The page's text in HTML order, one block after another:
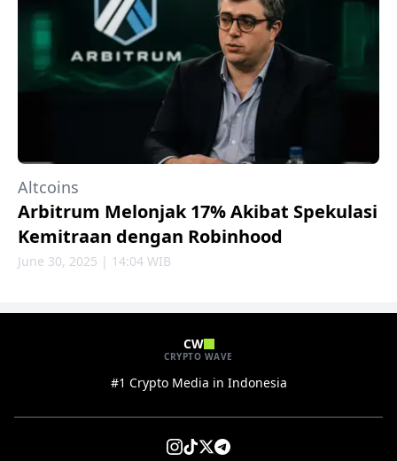
Altcoins
Arbitrum Melonjak 17% Akibat Spekulasi
Kemitraan dengan Robinhood
June 30, 2025 | 14:04 WIB
CW
CRYPTO WAVE
#1 Crypto Media in Indonesia